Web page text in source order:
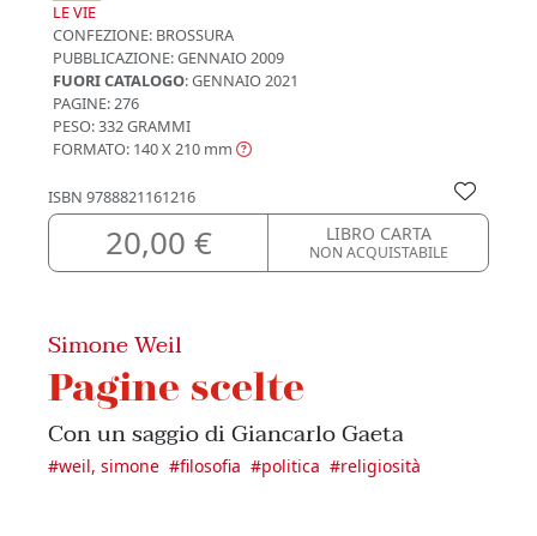
LE VIE
CONFEZIONE: BROSSURA
PUBBLICAZIONE:GENNAIO 2009
FUORI CATALOGO: GENNAIO 2021
PAGINE: 276
PESO: 332 GRAMMI
FORMATO: 140 X 210 mm
ISBN 9788821161216
20,00 € LIBRO CARTA
NON ACQUISTABILE
Simone Weil
Pagine scelte
Con un saggio di Giancarlo Gaeta
#weil, simone #filosofia #politica #religiosità